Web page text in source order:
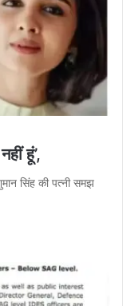
हूं’,
सिंह की पत्नी समझ